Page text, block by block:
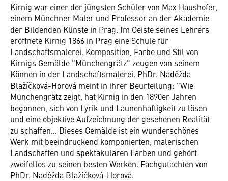
Kirnig war einer der jüngsten Schüler von Max Haushofer,
einem Münchner Maler und Professor an der Akademie
der Bildenden Künste in Prag. Im Geiste seines Lehrers
eröffnete Kirnig 1866 in Prag eine Schule für
Landschaftsmalerei. Komposition, Farbe und Stil von
Kirnigs Gemälde "Münchengrätz" zeugen von seinem
Können in der Landschaftsmalerei. PhDr. Naděžda
Blažíčková-Horová meint in ihrer Beurteilung: "Wie
Münchengrätz zeigt, hat Kirnig in den 1890er Jahren
begonnen, sich von Lyrik und Launenhaftigkeit zu lösen
und eine objektive Aufzeichnung der gesehenen Realität
zu schaffen... Dieses Gemälde ist ein wunderschönes
Werk mit beeindruckend komponierten, malerischen
Landschaften und spektakulären Farben und gehört
zweifellos zu seinen besten Werken. Fachgutachten von
PhDr. Naděžda Blažíčková-Horová.